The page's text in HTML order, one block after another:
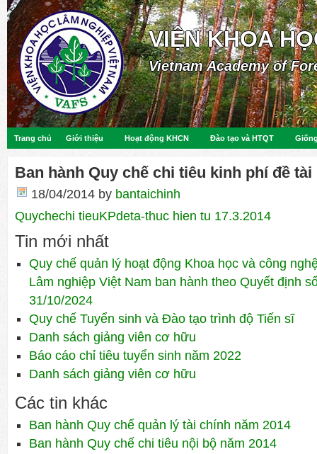
VIỆN KHOA
Vietnam Academy of
Trang chủ Giới thiệu Hoạt động KHCN Đào tạo và HTQT
Ban hành Quy chế chi tiêu kinh phí đề tài
18/04/2014 by bantaichinh
Quychechi tieuKPdeta-thuc hien tu 17.3.2014
Tin mới nhất
Quy chế quản lý hoạt động Khoa học và công
Lâm nghiệp Việt Nam ban hành theo Quyết định
31/10/2024
Quy chế Tuyển sinh và Đào tạo trình độ Tiến sĩ
Danh sách giảng viên cơ hữu
Báo cáo chỉ tiêu tuyển sinh năm 2022
Danh sách giảng viên cơ hữu
Các tin khác
Ban hành Quy chế quản lý tài chính năm 2014
Ban hành Quy chế chi tiêu nội bộ năm 2014